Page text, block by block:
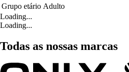
Grupo etário Adulto
Loading...
Loading...
Todas as nossas marcas